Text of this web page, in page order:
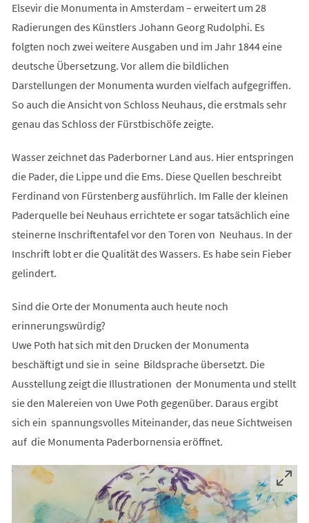
Elsevir die Monumenta in Amsterdam – erweitert um 28
Radierungen des Künstlers Johann Georg Rudolphi. Es
folgten noch zwei weitere Ausgaben und im Jahr 1844 eine
deutsche Übersetzung. Vor allem die bildlichen
Darstellungen der Monumenta wurden vielfach aufgegriffen.
So auch die Ansicht von Schloss Neuhaus, die erstmals sehr
genau das Schloss der Fürstbischöfe zeigte.
Wasser zeichnet das Paderborner Land aus. Hier entspringen
die Pader, die Lippe und die Ems. Diese Quellen beschreibt
Ferdinand von Fürstenberg ausführlich. Im Falle der kleinen
Paderquelle bei Neuhaus errichtete er sogar tatsächlich eine
steinerne Inschriftentafel vor den Toren von Neuhaus. In der
Inschrift lobt er die Qualität des Wassers. Es habe sein Fieber
gelindert.
Sind die Orte der Monumenta auch heute noch
erinnerungswürdig?
Uwe Poth hat sich mit den Drucken der Monumenta
beschäftigt und sie in seine Bildsprache übersetzt. Die
Ausstellung zeigt die Illustrationen der Monumenta und stellt
sie den Malereien von Uwe Poth gegenüber. Daraus ergibt
sich ein spannungsvolles Miteinander, das neue Sichtweisen
auf die Monumenta Paderbornensia eröffnet.